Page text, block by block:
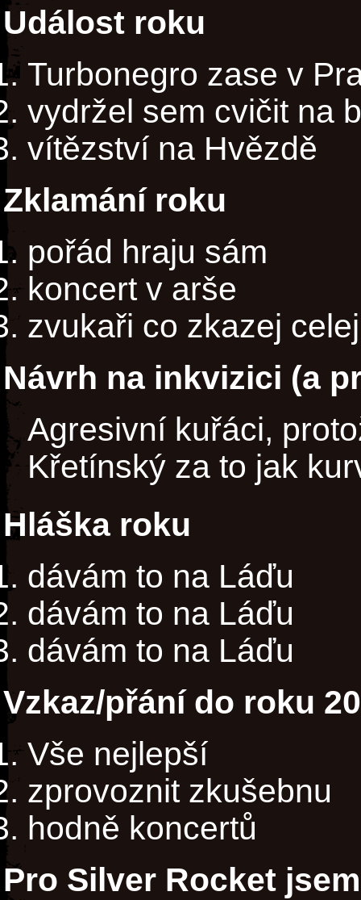
Událost roku
Turbonegro zase v
vydržel sem cvičit na
vítězství na Hvězdě
Zklamání roku
pořád hraju sám
koncert v arše
zvukaři co zkazej
Návrh na inkvizici (a
Agresivní kuřáci,
Křetínský za to jak
Hláška roku
dávám to na Láďu
dávám to na Láďu
dávám to na Láďu
Vzkaz/přání do roku
Vše nejlepší
zprovoznit zkušebnu
hodně koncertů
Pro Silver Rocket jsem